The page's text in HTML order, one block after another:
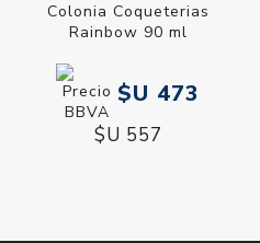
Colonia Coqueterias
Rainbow 90 ml
$U 473
$U 557